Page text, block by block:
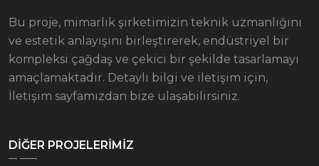
Bu proje, mimarlık şirketimizin teknik uzmanlığını
ve estetik anlayışını birleştirerek, endüstriyel bir
kompleksi çağdaş ve çekici bir şekilde tasarlamayı
amaçlamaktadır. Detaylı bilgi ve iletişim için,
İletişim sayfamızdan bize ulaşabilirsiniz.
DİĞER PROJELERİMİZ